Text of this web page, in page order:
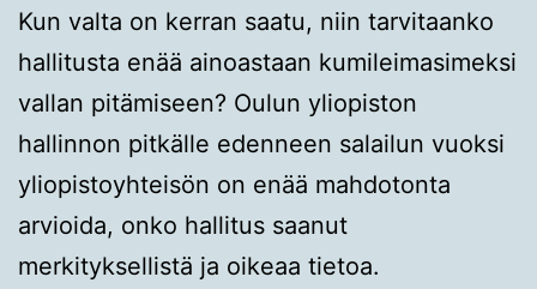
Kun valta on kerran saatu, niin tarvitaanko
hallitusta enää ainoastaan kumileimasimeksi
vallan pitämiseen? Oulun yliopiston
hallinnon pitkälle edenneen salailun vuoksi
yliopistoyhteisön on enää mahdotonta
arvioida, onko hallitus saanut
merkityksellistä ja oikeaa tietoa.